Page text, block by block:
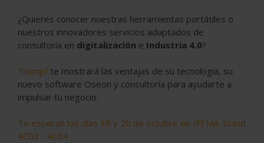
¿Quieres conocer nuestras herramientas portátiles o
nuestros innovadores servicios adaptados de
consultoría en digitalización e Industria 4.0?
Trumpfte mostrará las ventajas de su tecnología, su
nuevo software Oseon y consultoría para ayudarte a
impulsar tu negocio.
Te esperan los días 19 y 20 de octubre en IFEMA. Stand
4C03 - 4C04